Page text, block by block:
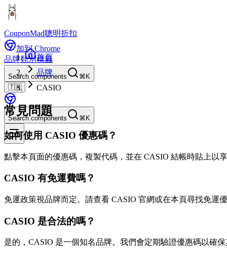
CouponMad聰明折扣
加到 Chrome
品牌類別標籤
Search components
⌘K
🇹🇼
Search components ⌘K
首頁
品牌
CASIO
常見問題
如何使用 CASIO 優惠碼？
點擊本頁面的優惠碼，複製代碼，並在 CASIO 結帳時貼上以享
CASIO 有免運費嗎？
免運政策視品牌而定。請查看 CASIO 官網或在本頁尋找免運優
CASIO 是合法的嗎？
是的，CASIO 是一個知名品牌。我們會定期驗證優惠碼以確保